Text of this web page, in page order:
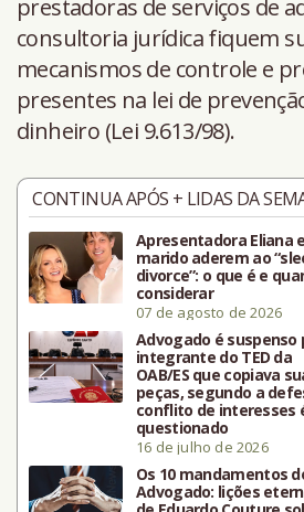
prestadoras de serviços de
consultoria jurídica fiquem
mecanismos de controle e
presentes na lei de
dinheiro (Lei 9.613/98).
CONTINUA APÓS + LIDAS DA
Apresentadora Eliana e
marido aderem ao
divorce”: o que é e
considerar
07 de agosto de 2026
Advogado é suspenso
integrante do TED da
OAB/ES que copiava
peças, segundo a
conflito de interesses
questionado
16 de julho de 2026
Os 10 mandamentos
Advogado: lições